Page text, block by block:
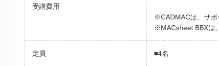
受講費用
※CADMACは、サポ
※MACsheet BBXは
定員 ■4名